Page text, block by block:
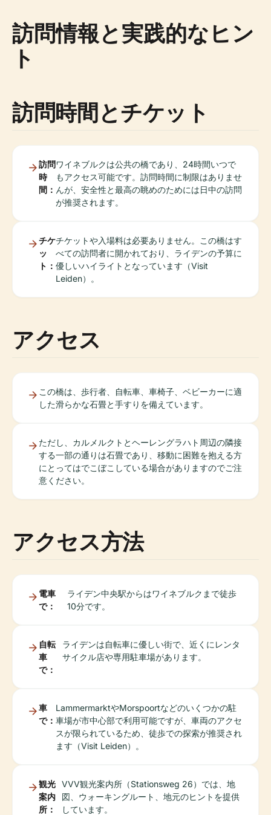
訪問情報と実践的なヒン
ト
訪問時間とチケット
訪問
時
間：
ワイネブルクは公共の橋であり、24時間いつで
もアクセス可能です。訪問時間に制限はありませ
んが、安全性と最高の眺めのためには日中の訪問
が推奨されます。
チケ
ッ
ト：
チケットや入場料は必要ありません。この橋はす
べての訪問者に開かれており、ライデンの予算に
優しいハイライトとなっています（Visit
Leiden）。
アクセス
この橋は、歩行者、自転車、車椅子、ベビーカーに適
した滑らかな石畳と手すりを備えています。
ただし、カルメルクトとヘーレングラハト周辺の隣接
する一部の通りは石畳であり、移動に困難を抱える方
にとってはでこぼこしている場合がありますのでご注
意ください。
アクセス方法
電車
で：
ライデン中央駅からはワイネブルクまで徒歩
10分です。
自転
車
で：
ライデンは自転車に優しい街で、近くにレンタ
サイクル店や専用駐車場があります。
車
で：
LammermarktやMorspoortなどのいくつかの駐
車場が市中心部で利用可能ですが、車両のアクセ
スが限られているため、徒歩での探索が推奨され
ます（Visit Leiden）。
観光
案内
所：
VVV観光案内所（Stationsweg 26）では、地
図、ウォーキングルート、地元のヒントを提供
しています。